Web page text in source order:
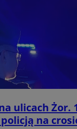
ulicach Żor.
na